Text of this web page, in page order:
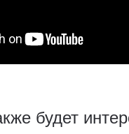
будет